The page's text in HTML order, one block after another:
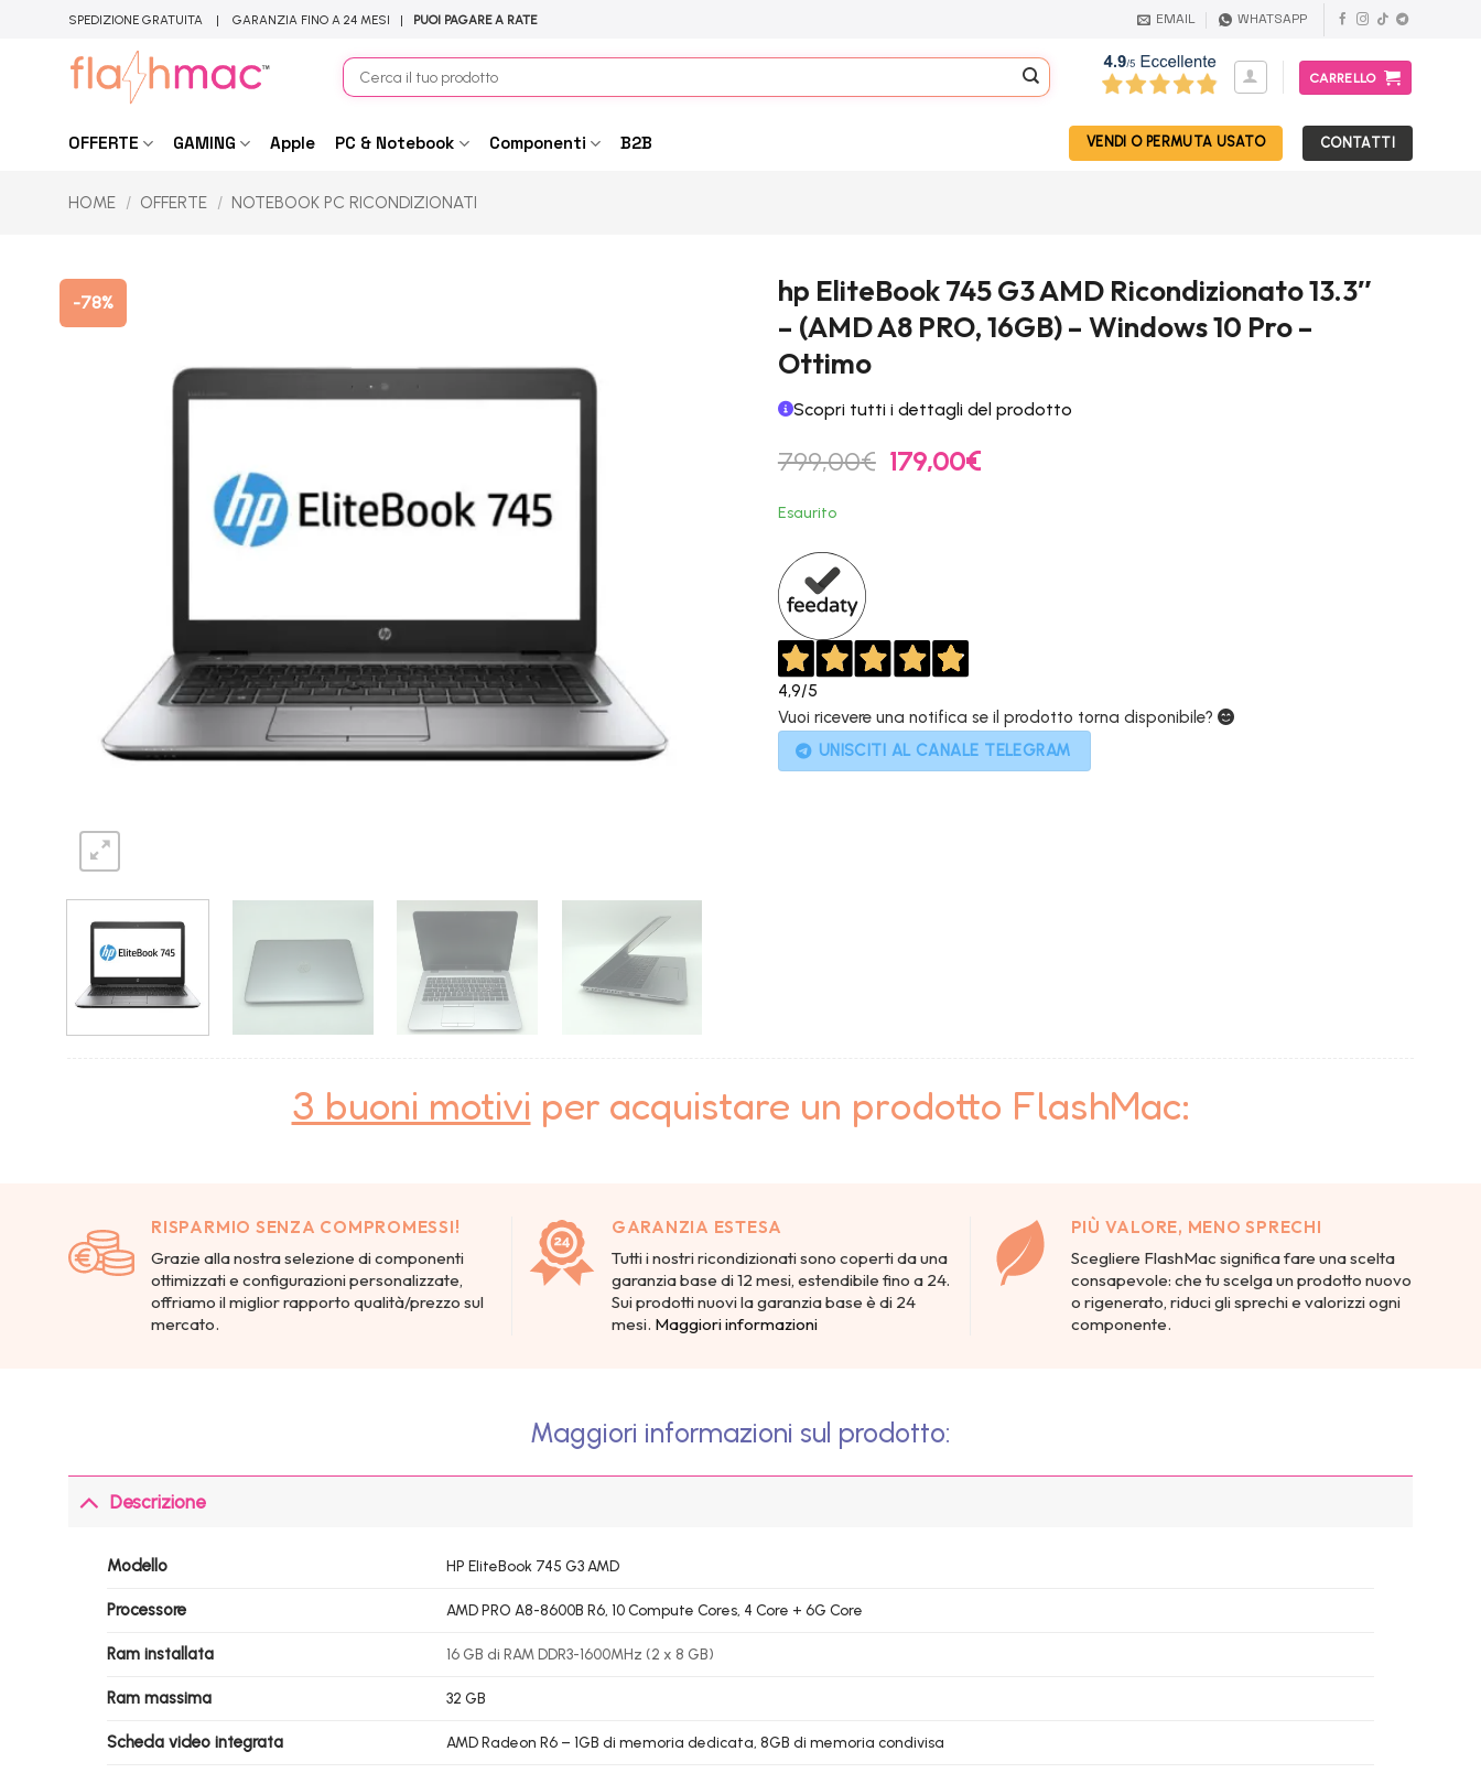
SPEDIZIONE GRATUITA | GARANZIA FINO A 24 MESI | PUOI PAGARE A RATE EMAIL WHATSAPP
Cerca:
CARRELLO
OFFERTE GAMING Apple PC & Notebook Componenti B2B VENDI O PERMUTA USATO CONTATTI
HOME / OFFERTE / NOTEBOOK PC RICONDIZIONATI
-78%
hp EliteBook 745 G3 AMD Ricondizionato 13.3″
– (AMD A8 PRO, 16GB) – Windows 10 Pro –
Ottimo
Scopri tutti i dettagli del prodotto
799,00€ Il
prezzo
179,00€Il
prezzo
Esaurito
4,9/5
Vuoi ricevere una notifica se il prodotto torna disponibile?
UNISCITI AL CANALE TELEGRAM
3 buoni motivi per acquistare un prodotto FlashMac:
RISPARMIO SENZA COMPROMESSI!
Grazie alla nostra selezione di componenti
ottimizzati e configurazioni personalizzate,
offriamo il miglior rapporto qualità/prezzo sul
mercato.
GARANZIA ESTESA
Tutti i nostri ricondizionati sono coperti da una
garanzia base di 12 mesi, estendibile fino a 24.
Sui prodotti nuovi la garanzia base è di 24
mesi. Maggiori informazioni
PIÙ VALORE, MENO SPRECHI
Scegliere FlashMac significa fare una scelta
consapevole: che tu scelga un prodotto nuovo
o rigenerato, riduci gli sprechi e valorizzi ogni
componente.
Maggiori informazioni sul prodotto:
Descrizione
Modello HP EliteBook 745 G3 AMD
Processore AMD PRO A8-8600B R6, 10 Compute Cores, 4 Core + 6G Core
Ram installata 16 GB di RAM DDR3-1600MHz (2 x 8 GB)
Ram massima 32 GB
Scheda video integrata AMD Radeon R6 – 1GB di memoria dedicata, 8GB di memoria condivisa